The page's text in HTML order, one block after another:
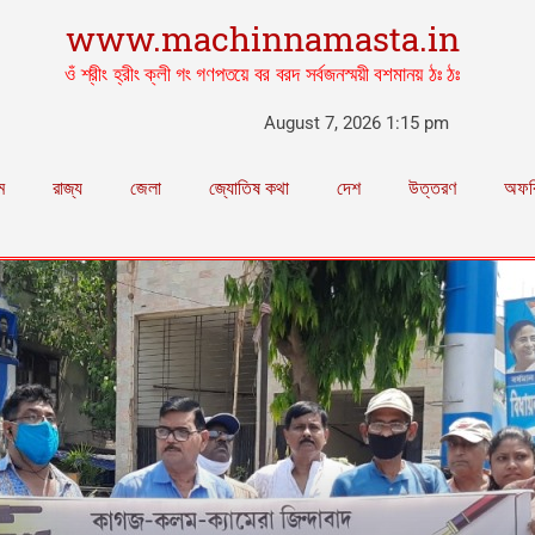
www.machinnamasta.in
ওঁ শ্রীং হ্রীং ক্লী গং গণপতয়ে বর বরদ সর্বজনস্ময়ী বশমানয় ঠঃ ঠঃ
August 7, 2026 1:15 pm
রাজ্য জেলা জ্যোতিষ কথা দেশ উত্তরণ